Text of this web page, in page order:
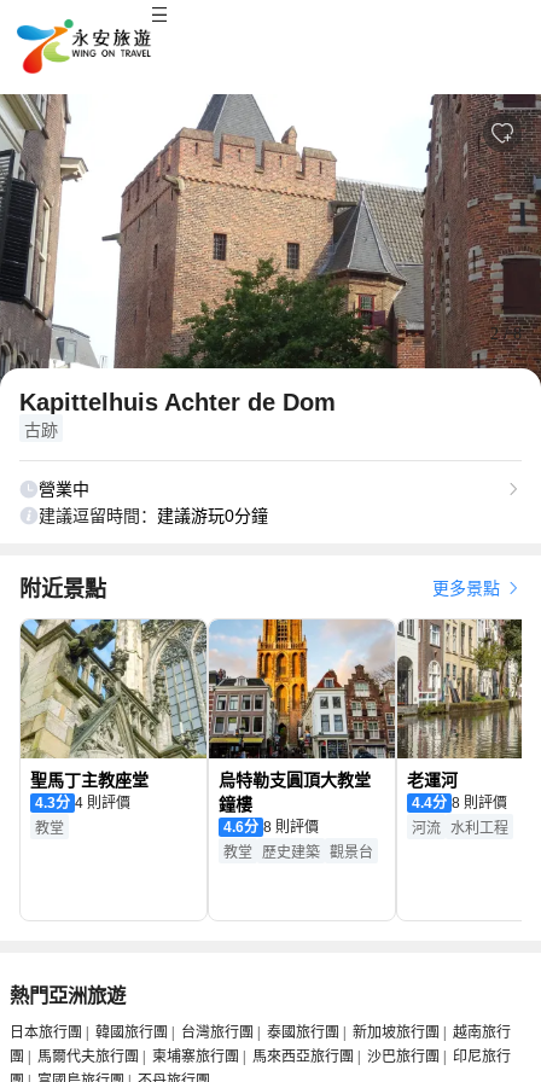
2/8
Kapittelhuis Achter de Dom
古跡
營業中
建議逗留時間： 建議游玩0分鐘
附近景點 更多景點
聖馬丁主教座堂
4.3分
4 則評價
教堂
烏特勒支圓頂大教堂
鐘樓
4.6分
8 則評價
教堂
歷史建築 觀景台
老運河
4.4分
8 則評價
河流
水利工程
熱門亞洲旅遊
日本旅行團 | 韓國旅行團 | 台灣旅行團 | 泰國旅行團 | 新加坡旅行團 | 越南旅行
團 | 馬爾代夫旅行團 | 柬埔寨旅行團 | 馬來西亞旅行團 | 沙巴旅行團 | 印尼旅行